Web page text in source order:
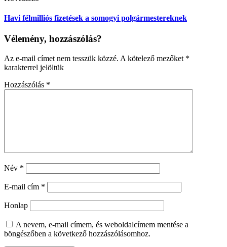
Havi félmilliós fizetések a somogyi polgármestereknek
Vélemény, hozzászólás?
Az e-mail címet nem tesszük közzé. A kötelező mezőket *
karakterrel jelöltük
Hozzászólás *
Név *
E-mail cím *
Honlap
A nevem, e-mail címem, és weboldalcímem mentése a
böngészőben a következő hozzászólásomhoz.